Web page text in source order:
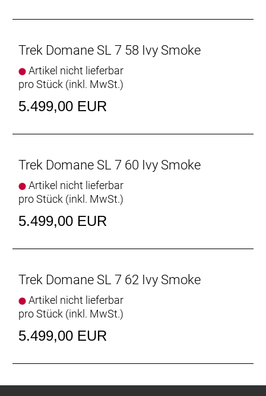
Vorderradbremse: Shimano CL800, Center Lock
Scheibenaufnahme, 160 mm
Ready, faltbarer Wulstkern, Race Dual-Compound,
Carbongabelschaft, interne Bremszugführung,
Schutzblechösen, Flat Mount-
Scheibenbremsaufnahme, 12 x 100 mm
Steckachse
Anlötversion, Down Swing
Schaltwerk hinten: Shimano Ultegra R8150 Di2,
max. 34 Z. an größtem Ritzel
Kurbelsatz: Shimano Ultegra R8100, 50/34 Z.,
Trek Domane SL 7 58 Ivy Smoke
Artikel nicht lieferbar
pro Stück (inkl. MwSt.)
5.499,00 EUR
Trek Domane SL 7 60 Ivy Smoke
Artikel nicht lieferbar
pro Stück (inkl. MwSt.)
5.499,00 EUR
Trek Domane SL 7 62 Ivy Smoke
Artikel nicht lieferbar
pro Stück (inkl. MwSt.)
5.499,00 EUR